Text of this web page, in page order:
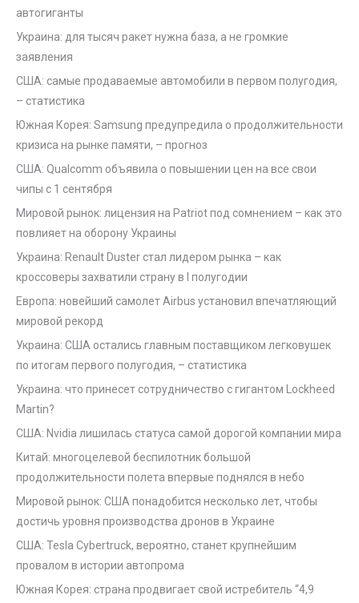
автогиганты
Украина: для тысяч ракет нужна база, а не громкие
заявления
США: самые продаваемые автомобили в первом полугодия,
– статистика
Южная Корея: Samsung предупредила о продолжительности
кризиса на рынке памяти, – прогноз
США: Qualcomm объявила о повышении цен на все свои
чипы с 1 сентября
Мировой рынок: лицензия на Patriot под сомнением – как это
повлияет на оборону Украины
Украина: Renault Duster стал лидером рынка – как
кроссоверы захватили страну в I полугодии
Европа: новейший самолет Airbus установил впечатляющий
мировой рекорд
Украина: США остались главным поставщиком легковушек
по итогам первого полугодия, – статистика
Украина: что принесет сотрудничество с гигантом Lockheed
Martin?
США: Nvidia лишилась статуса самой дорогой компании мира
Китай: многоцелевой беспилотник большой
продолжительности полета впервые поднялся в небо
Мировой рынок: США понадобится несколько лет, чтобы
достичь уровня производства дронов в Украине
США: Tesla Cybertruck, вероятно, станет крупнейшим
провалом в истории автопрома
Южная Корея: страна продвигает свой истребитель “4,9